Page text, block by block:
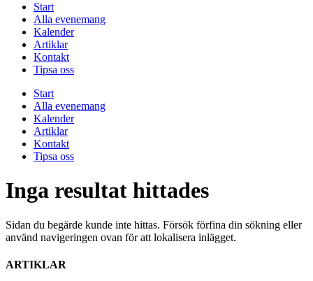
Start
Alla evenemang
Kalender
Artiklar
Kontakt
Tipsa oss
Start
Alla evenemang
Kalender
Artiklar
Kontakt
Tipsa oss
Inga resultat hittades
Sidan du begärde kunde inte hittas. Försök förfina din sökning eller
använd navigeringen ovan för att lokalisera inlägget.
ARTIKLAR